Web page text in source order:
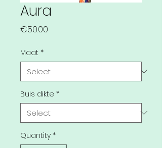
Aura
€50.00
Maat *
Buis dikte *
Quantity *